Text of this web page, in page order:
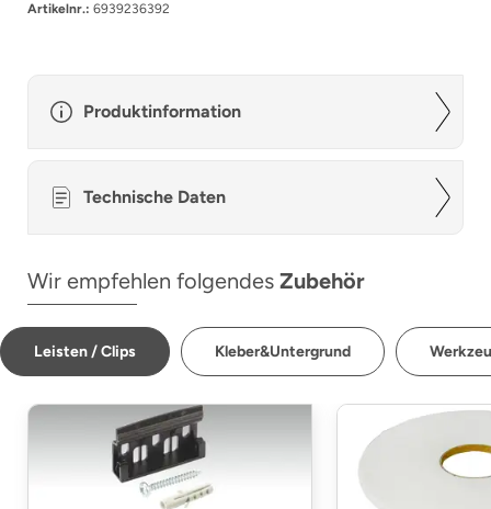
Artikelnr.: 6939236392
Produktinformation
Technische Daten
Wir empfehlen folgendes Zubehör
Leisten / Clips Kleber&Untergrund